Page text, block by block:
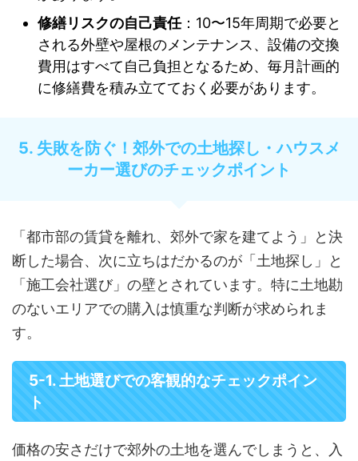
修繕リスクの自己責任：10〜15年周期で必要と
される外壁や屋根のメンテナンス、設備の交換
費用はすべて自己負担となるため、毎月計画的
に修繕費を積み立てておく必要があります。
5. 失敗を防ぐ！郊外での土地探し・ハウスメ
ーカー選びのチェックポイント
「都市部の賃貸を離れ、郊外で家を建てよう」と決
断した場合、次に立ちはだかるのが「土地探し」と
「施工会社選び」の壁とされています。特に土地勘
のないエリアでの購入は慎重な判断が求められま
す。
5-1. 土地選びでの客観的なチェックポイン
ト
価格の安さだけで郊外の土地を選んでしまうと、入